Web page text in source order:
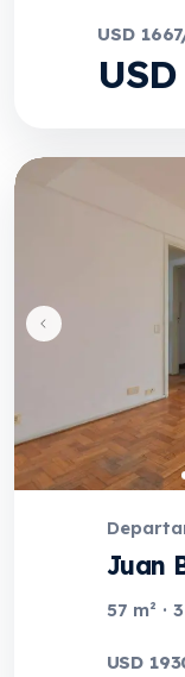
USD
Juan
57 m² ·
USD